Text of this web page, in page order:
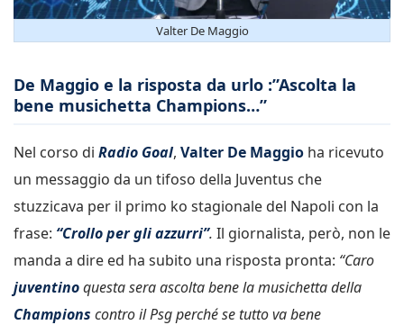
Valter De Maggio
De Maggio e la risposta da urlo :”Ascolta la
bene musichetta Champions…”
Nel corso di Radio Goal, Valter De Maggio ha ricevuto
un messaggio da un tifoso della Juventus che
stuzzicava per il primo ko stagionale del Napoli con la
frase: “Crollo per gli azzurri”. Il giornalista, però, non le
manda a dire ed ha subito una risposta pronta: “Caro
juventinoquesta sera ascolta bene la musichetta della
Champions contro il Psg perché se tutto va bene